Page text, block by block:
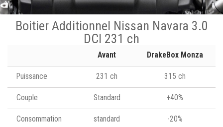
Boitier Additionnel Nissan Navara 3.0
DCI 231 ch
Avant DrakeBox Monza
Puissance 231 ch 315 ch
Couple Standard +40%
Consommation standard -20%